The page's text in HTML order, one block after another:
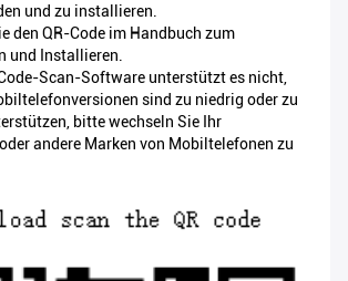
und zu installieren.
den QR-Code im Handbuch zum
und Installieren.
Scan-Software unterstützt es nicht,
sind zu niedrig oder zu
bitte wechseln Sie Ihr
andere Marken von Mobiltelefonen zu